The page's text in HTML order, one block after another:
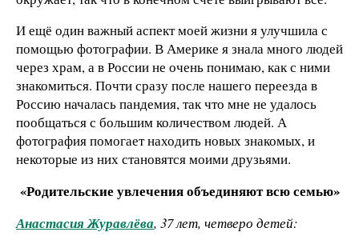
И ещё один важный аспект моей жизни я улучшила с
помощью фотографии. В Америке я знала много людей
через храм, а в России не очень понимаю, как с ними
знакомиться. Почти сразу после нашего переезда в
Россию началась пандемия, так что мне не удалось
пообщаться с большим количеством людей. А
фотография помогает находить новых знакомых, и
некоторые из них становятся моими друзьями.
«Родительские увлечения объединяют всю семью»
Анастасия Журавлёва, 37 лет, четверо детей: